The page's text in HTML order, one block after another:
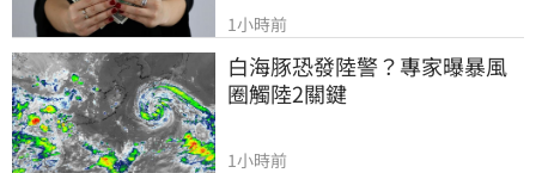
1小時前
白海豚恐發陸警？專家曝暴風
圈觸陸2關鍵
1小時前